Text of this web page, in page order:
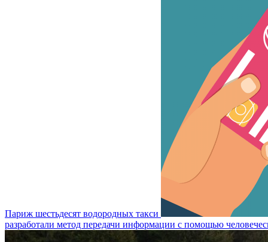
Париж шестьдесят водородных такси
разработали метод передачи информации с помощью